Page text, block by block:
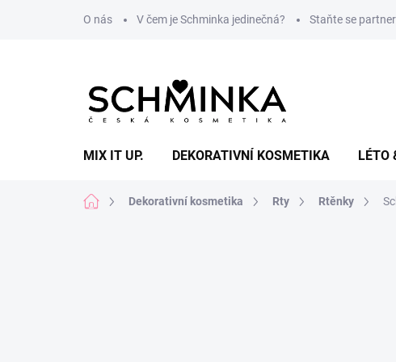
O nás V čem je Schminka jedinečná? Staňte se
MIX IT UP. DEKORATIVNÍ KOSMETIKA LÉTO
Domů Dekorativní kosmetika Rty Rtěnky